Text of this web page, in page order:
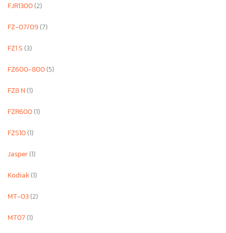
FJR1300(2)
FZ-07/09(7)
FZ1 S(3)
FZ600-800(5)
FZ8 N(1)
FZR600(1)
FZS10(1)
Jasper(1)
Kodiak(1)
MT-03(2)
MT07(1)